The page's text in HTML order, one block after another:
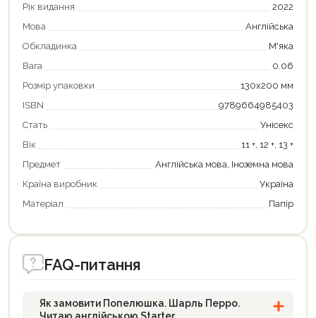
Рік видання
2022
Мова
Англійська
Обкладинка
М'яка
Вага
0.06
Розмір упаковки
130х200 мм
ISBN
9789664985403
Стать
Унісекс
Вік
11 +, 12 +, 13 +
Предмет
Англійська мова, Іноземна мова
Країна виробник
Україна
Матеріал
Папір
FAQ-питання
Як замовити Попелюшка. Шарль Перро.
Читаю англійською Starter
Продовжити покупки